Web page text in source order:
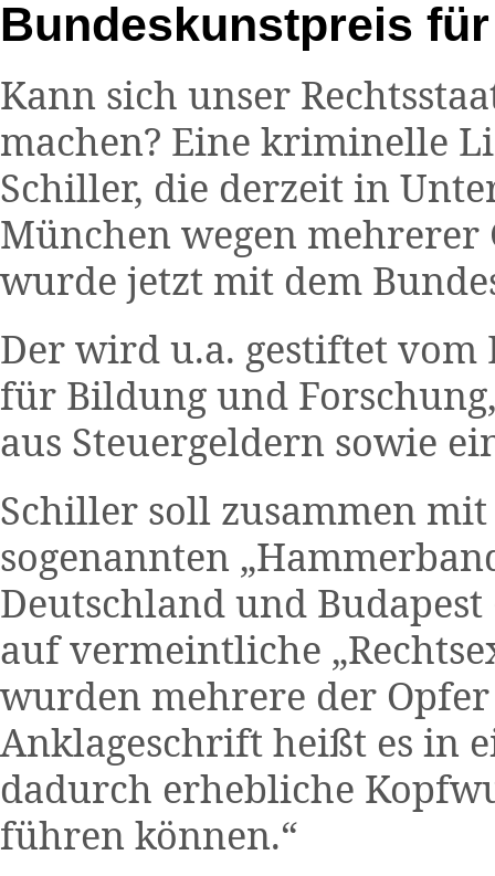
Bundeskunstpreis
Kann sich unser
machen? Eine kriminelle
Schiller, die derzeit in
München wegen
wurde jetzt mit dem
Der wird u.a. gestiftet vom
für Bildung und
aus Steuergeldern sowie
Schiller soll zusammen
sogenannten
Deutschland und
auf vermeintliche
wurden mehrere der
Anklageschrift heißt es in
dadurch erhebliche
führen können.“